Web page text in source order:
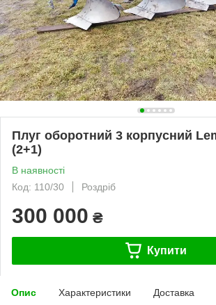
Плуг оборотний 3 корпусний
(2+1)
В наявності
Код: 110/30
Роздріб
300 000 ₴
Купити
Опис Характеристики Доставка